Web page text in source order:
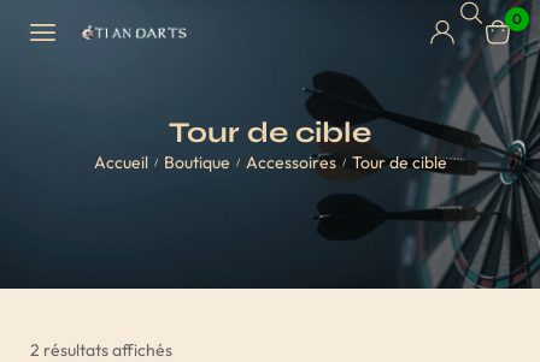
0
Tour de cible
Accueil / Boutique / Accessoires / Tour de cible
2 résultats affichés